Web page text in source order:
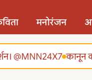
मनोरंजन
@MNN24X7 कानून का